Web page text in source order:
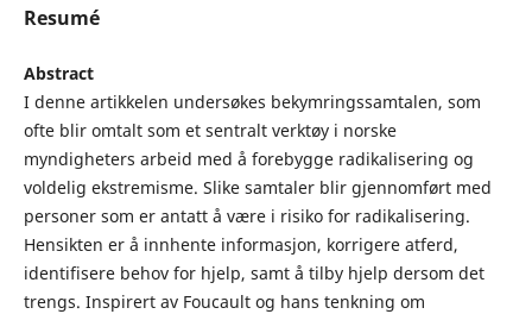
Resumé
Abstract
I denne artikkelen undersøkes bekymringssamtalen, som
ofte blir omtalt som et sentralt verktøy i norske
myndigheters arbeid med å forebygge radikalisering og
voldelig ekstremisme. Slike samtaler blir gjennomført med
personer som er antatt å være i risiko for radikalisering.
Hensikten er å innhente informasjon, korrigere atferd,
identifisere behov for hjelp, samt å tilby hjelp dersom det
trengs. Inspirert av Foucault og hans tenkning om